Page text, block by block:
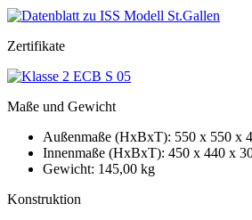
Zertifikate
Maße und Gewicht
Außenmaße (HxBxT): 550 x 550 x
Innenmaße (HxBxT): 450 x 440 x
Gewicht: 145,00 kg
Konstruktion